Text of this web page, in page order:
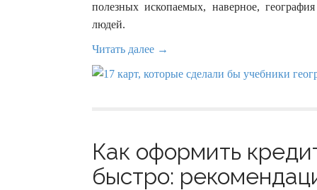
полезных ископаемых, наверное,
людей.
Читать далее →
Как оформить
быстро: